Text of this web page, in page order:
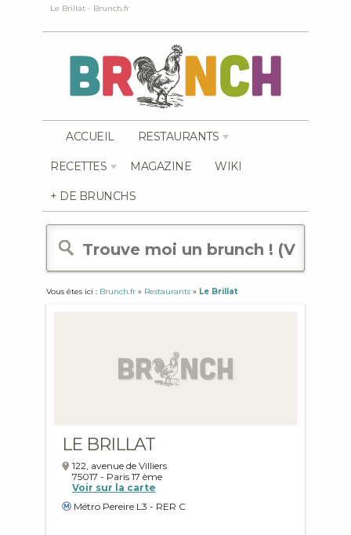
Le Brillat - Brunch.fr
ACCUEIL RESTAURANTS
RECETTES MAGAZINE WIKI
+ DE BRUNCHS
Vous êtes ici : Brunch.fr » Restaurants » Le Brillat
LE BRILLAT
122, avenue de Villiers
75017 - Paris 17 ème
Voir sur la carte
Métro Pereire L3 - RER C